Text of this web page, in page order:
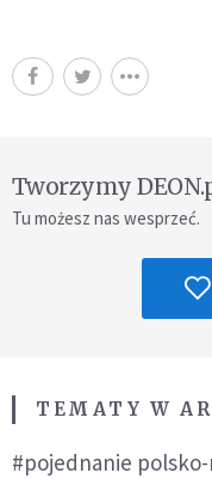
Tworzymy
Tu możesz nas wesprzeć.
TEMATY W
#pojednanie